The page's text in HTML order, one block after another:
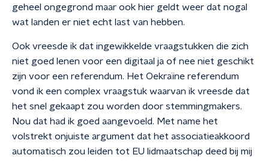
geheel ongegrond maar ook hier geldt weer dat nogal
wat landen er niet echt last van hebben.
Ook vreesde ik dat ingewikkelde vraagstukken die zich
niet goed lenen voor een digitaal ja of nee niet geschikt
zijn voor een referendum. Het Oekraïne referendum
vond ik een complex vraagstuk waarvan ik vreesde dat
het snel gekaapt zou worden door stemmingmakers.
Nou dat had ik goed aangevoeld. Met name het
volstrekt onjuiste argument dat het associatieakkoord
automatisch zou leiden tot EU lidmaatschap deed bij mij